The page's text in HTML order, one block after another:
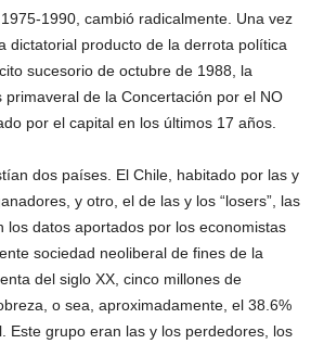
1990, cambió radicalmente. Una vez
dictatorial producto de la derrota política
sucesorio de octubre de 1988, la
primaveral de la Concertación por el NO
por el capital en los últimos 17 años.
países. El Chile, habitado por las y
y otro, el de las y los “losers”, las
los datos aportados por los economistas
sociedad neoliberal de fines de la
del siglo XX, cinco millones de
o sea, aproximadamente, el 38.6%
Este grupo eran las y los perdedores, los